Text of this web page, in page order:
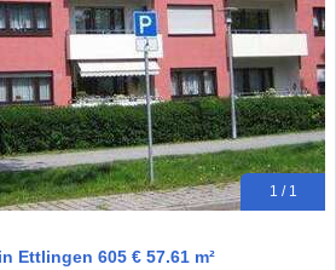
1 / 1
Ettlingen 605 € 57.61 m²